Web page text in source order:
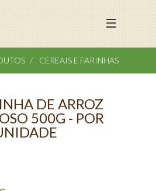
CEREAIS E FARINHAS
DE ARROZ
500G - POR